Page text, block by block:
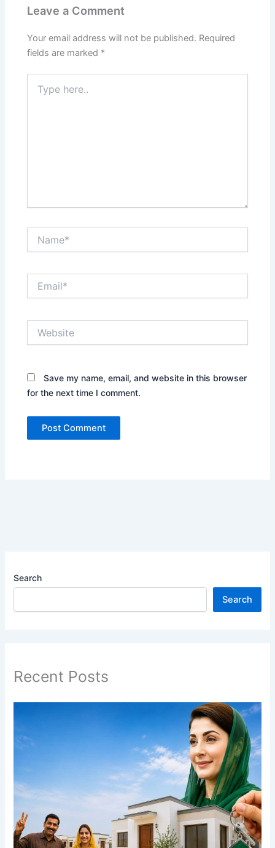
Leave a Comment
Your email address will not be published. Required
fields are marked *
here..
Save my name, email, and website in this browser
for the next time I comment.
Search
Search
Recent Posts